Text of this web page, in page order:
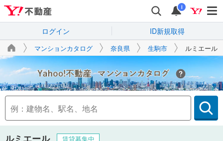
i
ログイン ID新規取得
マンションカタログ 奈良県 生駒市 ルミエール
Yahoo!不動産
賃貸募集中